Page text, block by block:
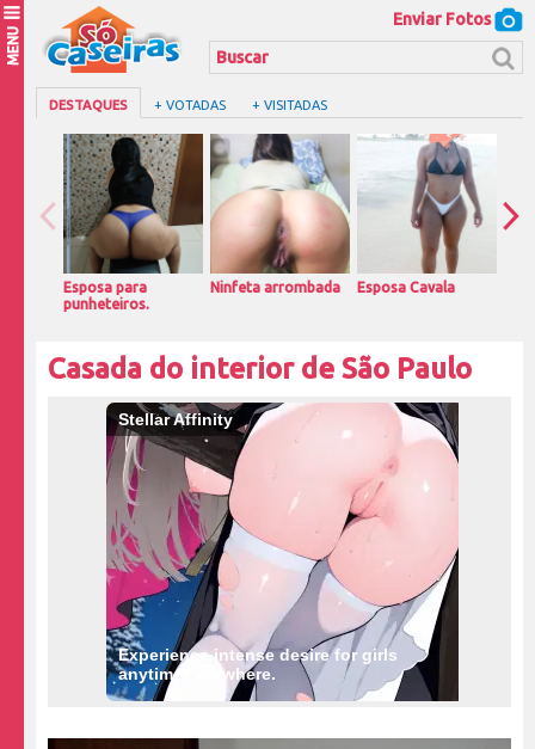
MENU
Enviar Fotos
DESTAQUES + VOTADAS + VISITADAS
Esposa para
punheteiros.
Ninfeta arrombada Esposa Cavala
Casada do interior de São Paulo
Experience intense desire for girls
anytime, anywhere.
Stellar Affinity